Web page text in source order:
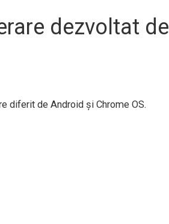
dezvoltat de
diferit de Android și Chrome OS.